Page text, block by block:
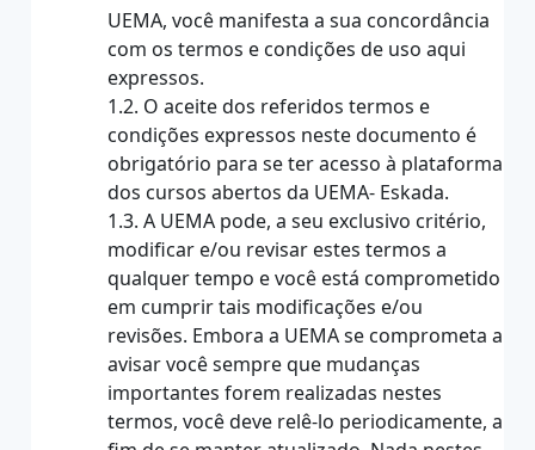
UEMA, você manifesta a sua concordância
com os termos e condições de uso aqui
expressos.
1.2. O aceite dos referidos termos e
condições expressos neste documento é
obrigatório para se ter acesso à plataforma
dos cursos abertos da UEMA- Eskada.
1.3. A UEMA pode, a seu exclusivo critério,
modificar e/ou revisar estes termos a
qualquer tempo e você está comprometido
em cumprir tais modificações e/ou
revisões. Embora a UEMA se comprometa a
avisar você sempre que mudanças
importantes forem realizadas nestes
termos, você deve relê-lo periodicamente, a